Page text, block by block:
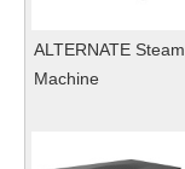
ALTERNATE Steam
Machine